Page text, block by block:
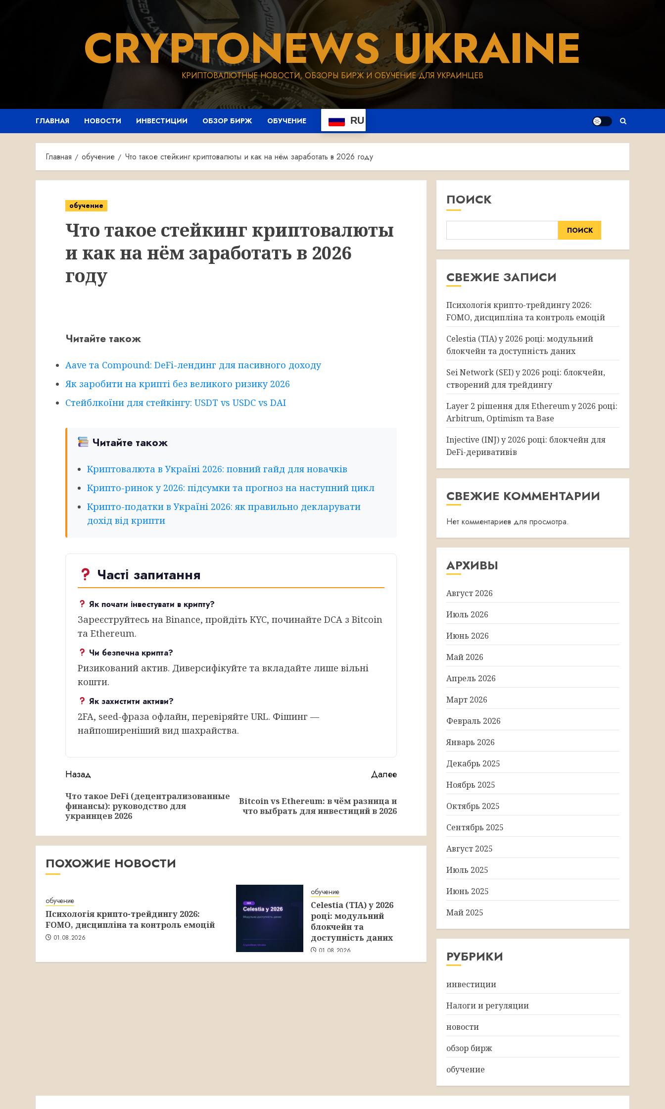
CRYPTONEWS UKRAINE
КРИПТОВАЛЮТНЫЕ НОВОСТИ, ОБЗОРЫ БИРЖ И ОБУЧЕНИЕ ДЛЯ УКРАИНЦЕВ
ГЛАВНАЯ НОВОСТИ ИНВЕСТИЦИИ ОБЗОР БИРЖ ОБУЧЕНИЕ RU
Главная обучение Что такое стейкинг криптовалюты и как на нём заработать в 2026 году
обучение
Что такое стейкинг криптовалюты
и как на нём заработать в 2026
году
Читайте також
Aave та Compound: DeFi-лендинг для пасивного доходу
Як заробити на крипті без великого ризику 2026
Стейблкоїни для стейкінгу: USDT vs USDC vs DAI
Читайте також
Криптовалюта в Україні 2026: повний гайд для новачків
Крипто-ринок у 2026: підсумки та прогноз на наступний цикл
Крипто-податки в Україні 2026: як правильно декларувати
дохід від крипти
Часті запитання
Як почати інвестувати в крипту?
Зареєструйтесь на Binance, пройдіть KYC, починайте DCA з Bitcoin
та Ethereum.
Чи безпечна крипта?
Ризикований актив. Диверсифікуйте та вкладайте лише вільні
кошти.
Як захистити активи?
2FA, seed-фраза офлайн, перевіряйте URL. Фішинг —
найпоширеніший вид шахрайства.
Продолжить
чтение
Назад
Предыдущая
запись:
Что такое DeFi (децентрализованные
финансы): руководство для
украинцев 2026
Далее
Следующая
запись:
Bitcoin vs Ethereum: в чём разница и
что выбрать для инвестиций в 2026
ПОХОЖИЕ НОВОСТИ
обучение
Психологія крипто-трейдингу 2026:
FOMO, дисципліна та контроль емоцій
01.08.2026
обучение
Celestia (TIA) у 2026
році: модульний
блокчейн та
доступність даних
01.08.2026
ПОИСК
ПОИСК
СВЕЖИЕ ЗАПИСИ
Психологія крипто-трейдингу 2026:
FOMO, дисципліна та контроль емоцій
Celestia (TIA) у 2026 році: модульний
блокчейн та доступність даних
Sei Network (SEI) у 2026 році: блокчейн,
створений для трейдингу
Layer 2 рішення для Ethereum у 2026 році:
Arbitrum, Optimism та Base
Injective (INJ) у 2026 році: блокчейн для
DeFi-деривативів
СВЕЖИЕ КОММЕНТАРИИ
Нет комментариев для просмотра.
АРХИВЫ
Август 2026
Июль 2026
Июнь 2026
Май 2026
Апрель 2026
Март 2026
Февраль 2026
Январь 2026
Декабрь 2025
Ноябрь 2025
Октябрь 2025
Сентябрь 2025
Август 2025
Июль 2025
Июнь 2025
Май 2025
РУБРИКИ
инвестиции
Налоги и регуляции
новости
обзор бирж
обучение